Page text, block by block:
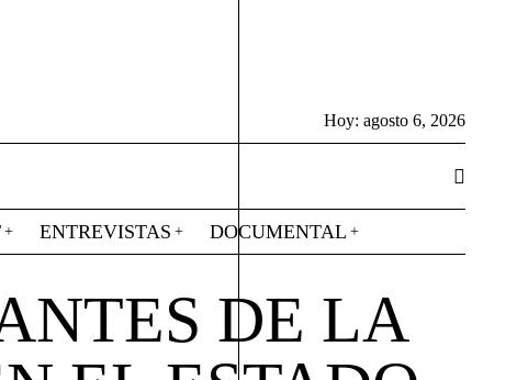
Hoy: agosto 6, 2026
ENTREVISTAS DOCUMENTAL
DE LA